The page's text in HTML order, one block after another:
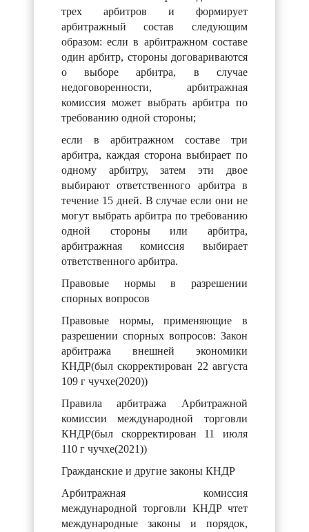
трех арбитров и формирует
арбитражный состав следующим
образом: если в арбитражном составе
один арбитр, стороны договариваются
о выборе арбитра, в случае
недоговоренности, арбитражная
комиссия может выбрать арбитра по
требованию одной стороны;
если в арбитражном составе три
арбитра, каждая сторона выбирает по
одному арбитру, затем эти двое
выбирают ответственного арбитра в
течение 15 дней. В случае если они не
могут выбрать арбитра по требованию
одной стороны или арбитра,
арбитражная комиссия выбирает
ответственного арбитра.
Правовые нормы в разрешении
спорных вопросов
Правовые нормы, применяющие в
разрешении спорных вопросов: Закон
арбитража внешней экономики
КНДР(был скорректирован 22 августа
109 г чучхе(2020))
Правила арбитража Арбитражной
комиссии международной торговли
КНДР(был скорректирован 11 июля
110 г чучхе(2021))
Гражданские и другие законы КНДР
Арбитражная комиссия
международной торговли КНДР чтет
международные законы и порядок,